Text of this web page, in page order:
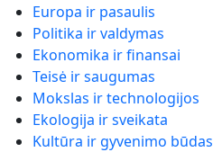
Europa ir pasaulis
Politika ir valdymas
Ekonomika ir finansai
Teisė ir saugumas
Mokslas ir technologijos
Ekologija ir sveikata
Kultūra ir gyvenimo būdas